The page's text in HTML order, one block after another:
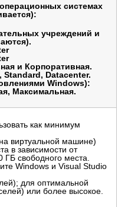
системах
учреждений и
и Корпоративная.
Standard, Datacenter.
Windows):
Максимальная.
как минимум
виртуальной машине)
в зависимости от
ГБ свободного места.
Windows и Visual Studio
для оптимальной
или более высокое.